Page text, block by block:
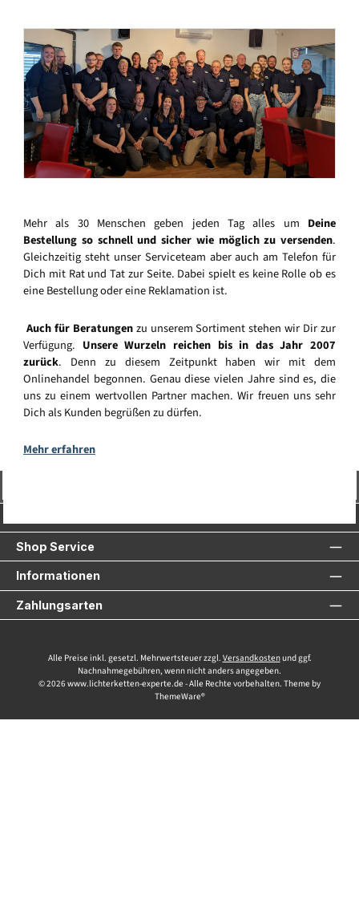
Mehr als 30 Menschen geben jeden Tag alles um Deine
Bestellung so schnell und sicher wie möglich zu versenden.
Gleichzeitig steht unser Serviceteam aber auch am Telefon für
Dich mit Rat und Tat zur Seite. Dabei spielt es keine Rolle ob es
eine Bestellung oder eine Reklamation ist.
Auch für Beratungenzu unserem Sortiment stehen wir Dir zur
Verfügung. Unsere Wurzeln reichen bis in das Jahr 2007
zurück. Denn zu diesem Zeitpunkt haben wir mit dem
Onlinehandel begonnen. Genau diese vielen Jahre sind es, die
uns zu einem wertvollen Partner machen. Wir freuen uns sehr
Dich als Kunden begrüßen zu dürfen.
Mehr erfahren
Shop Service
Informationen
Zahlungsarten
Alle Preise inkl. gesetzl. Mehrwertsteuer zzgl. Versandkostenund ggf.
Nachnahmegebühren, wenn nicht anders angegeben.
© 2026 www.lichterketten-experte.de - Alle Rechte vorbehalten. Theme by
ThemeWare®